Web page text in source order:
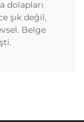
dolapları
şık değil,
Belge